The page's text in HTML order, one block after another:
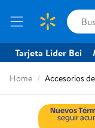
Tarjeta Lider Bci
Home Accesorios